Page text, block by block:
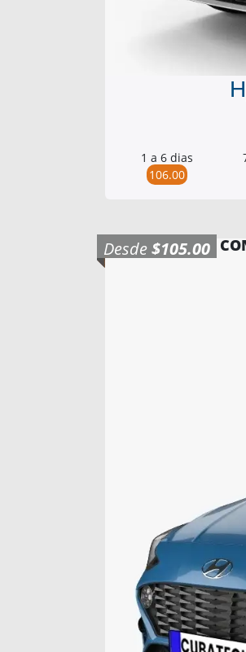
1 a 6 dias
106.00
Desde$105.00